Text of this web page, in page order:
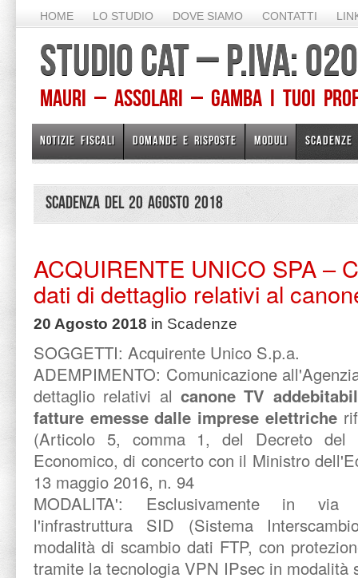
HOME LO STUDIO DOVE SIAMO CONTATTI
STUDIO CAT – P.IVA:
Mauri – Assolari – Gamba I TUOI
NOTIZIE FISCALI DOMANDE E RISPOSTE MODULI SCADENZE
Scadenza del 20 Agosto 2018
ACQUIRENTE UNICO SPA –
dati di dettaglio relativi al
20 Agosto 2018 in Scadenze
SOGGETTI: Acquirente Unico S.p.a.
ADEMPIMENTO: Comunicazione
dettaglio relativi alcanone TV
fatture emesse dalle imprese elettriche
(Articolo 5, comma 1, del Decreto del
Economico, di concerto con il Ministro
13 maggio 2016, n. 94
MODALITA': Esclusivamente in via
l'infrastruttura SID (Sistema
modalità di scambio dati FTP, con
tramite la tecnologia VPN IPsec in modalità